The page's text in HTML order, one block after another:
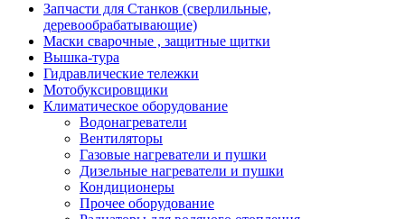
Запчасти для Станков (сверлильные,
деревообрабатывающие)
Маски сварочные , защитные щитки
Вышка-тура
Гидравлические тележки
Мотобуксировщики
Климатическое оборудование
Водонагреватели
Вентиляторы
Газовые нагреватели и пушки
Дизельные нагреватели и пушки
Кондиционеры
Прочее оборудование